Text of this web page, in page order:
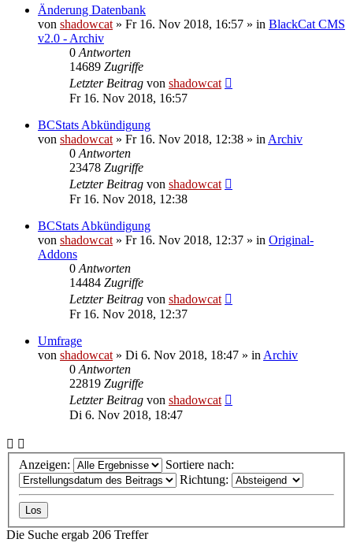
Änderung Datenbank
von shadowcat » Fr 16. Nov 2018, 16:57 » in BlackCat CMS
v2.0 - Archiv
0 Antworten
14689 Zugriffe
Letzter Beitrag von shadowcat
Fr 16. Nov 2018, 16:57
BCStats Abkündigung
von shadowcat » Fr 16. Nov 2018, 12:38 » in Archiv
0 Antworten
23478 Zugriffe
Letzter Beitrag von shadowcat
Fr 16. Nov 2018, 12:38
BCStats Abkündigung
von shadowcat » Fr 16. Nov 2018, 12:37 » in Original-
Addons
0 Antworten
14484 Zugriffe
Letzter Beitrag von shadowcat
Fr 16. Nov 2018, 12:37
Umfrage
von shadowcat » Di 6. Nov 2018, 18:47 » in Archiv
0 Antworten
22819 Zugriffe
Letzter Beitrag von shadowcat
Di 6. Nov 2018, 18:47
Anzeigen:
Sortiere nach:
Richtung:
Die Suche ergab 206 Treffer